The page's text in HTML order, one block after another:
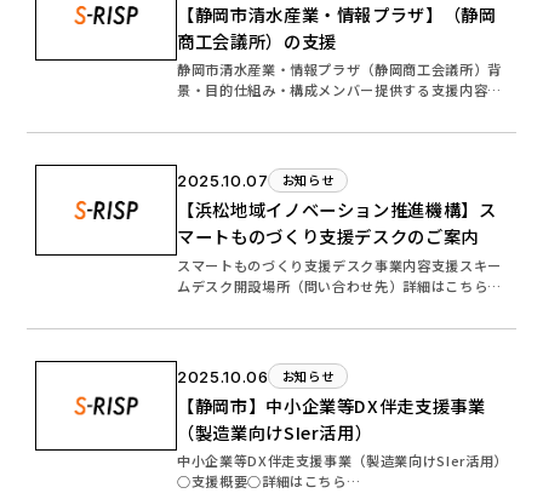
【静岡市清水産業・情報プラザ】（静岡
商工会議所）の支援
静岡市清水産業・情報プラザ（静岡商工会議所）背
景・目的仕組み・構成メンバー提供する支援内容問
2025.10.07 お知らせ
【浜松地域イノベーション推進機構】ス
マートものづくり支援デスクのご案内
スマートものづくり支援デスク事業内容支援スキー
ムデスク開設場所（問い合わせ先）詳細はこちら…
2025.10.06 お知らせ
【静岡市】中小企業等DX伴走支援事業
（製造業向けSIer活用）
中小企業等DX伴走支援事業（製造業向けSIer活用）
○支援概要○詳細はこちら…